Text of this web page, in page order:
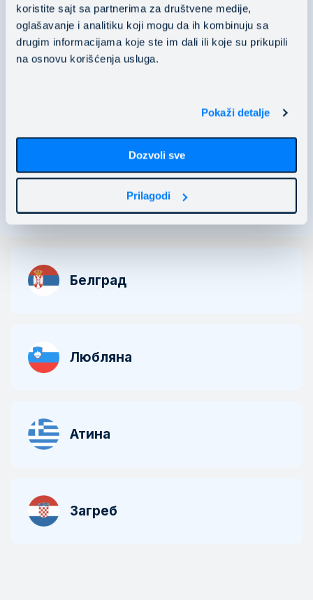
koristite sajt sa partnerima za društvene medije,
oglašavanje i analitiku koji mogu da ih kombinuju sa
drugim informacijama koje ste im dali ili koje su prikupili
na osnovu korišćenja usluga.
Pokaži detalje
Dozvoli sve
Prilagodi
1784 Sofia, Bulgaria
UIC/PIC: 206830542
VIN: BG206830542
Виж на картата
Белград
Любляна
Атина
Загреб